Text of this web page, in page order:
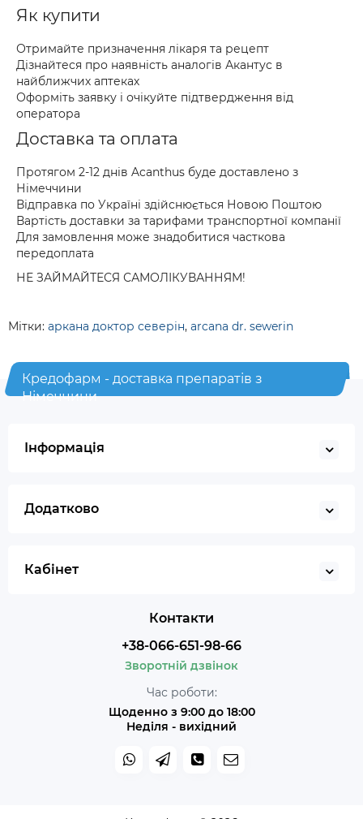
Як купити
Отримайте призначення лікаря та рецепт
Дізнайтеся про наявність аналогів Акантус в
найближчих аптеках
Оформіть заявку і очікуйте підтвердження від
оператора
Доставка та оплата
Протягом 2-12 днів Acanthus буде доставлено з
Німеччини
Відправка по Україні здійснюється Новою Поштою
Вартість доставки за тарифами транспортної компанії
Для замовлення може знадобитися часткова
передоплата
НЕ ЗАЙМАЙТЕСЯ САМОЛІКУВАННЯМ!
Мітки: аркана доктор северін, arcana dr. sewerin
Кредофарм - доставка препаратів з
Німеччини
Інформація
Додатково
Кабінет
Контакти
+38-066-651-98-66
Зворотній дзвінок
Час роботи:
Щоденно з 9:00 до 18:00
Неділя - вихідний